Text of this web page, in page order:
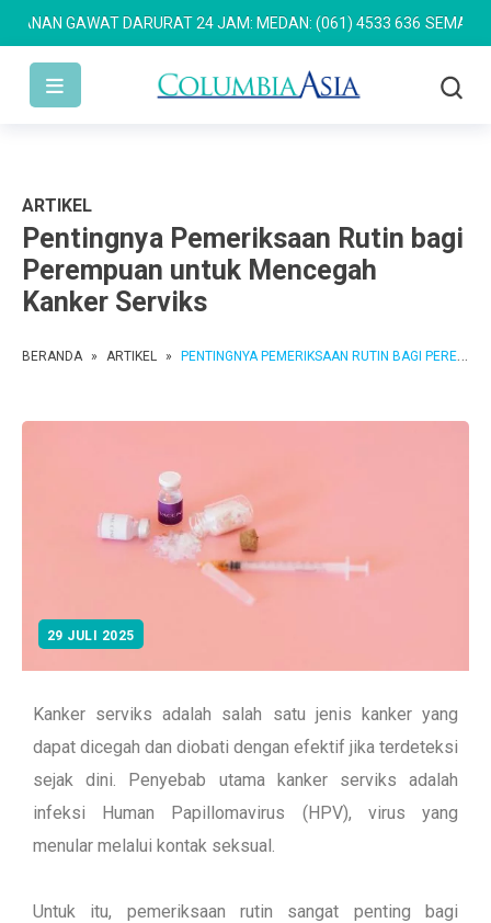
GAWAT DARURAT 24 JAM: MEDAN: (061) 4533 636 SEMARANG:
ARTIKEL
Pentingnya Pemeriksaan Rutin bagi
Perempuan untuk Mencegah
Kanker Serviks
BERANDA » ARTIKEL » PENTINGNYA PEMERIKSAAN RUTIN BAGI PEREMPUAN UNTUK MENCEGAH KANKER SERVIKS
29 JULI 2025
Kanker serviks adalah salah satu jenis kanker yang
dapat dicegah dan diobati dengan efektif jika terdeteksi
sejak dini. Penyebab utama kanker serviks adalah
infeksi Human Papillomavirus (HPV), virus yang
menular melalui kontak seksual.
Untuk itu, pemeriksaan rutin sangat penting bagi